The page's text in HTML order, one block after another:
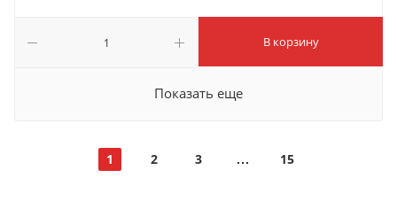
В корзину
Показать еще
1 2 3 15